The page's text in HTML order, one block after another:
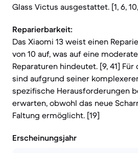
Glass Victus ausgestattet. [1, 6,
Reparierbarkeit:
Das Xiaomi 13 weist einen
von 10 auf, was auf eine
Reparaturen hindeutet. [9, 41] Für
sind aufgrund seiner
spezifische Herausforderungen
erwarten, obwohl das neue
Faltung ermöglicht. [19]
Erscheinungsjahr